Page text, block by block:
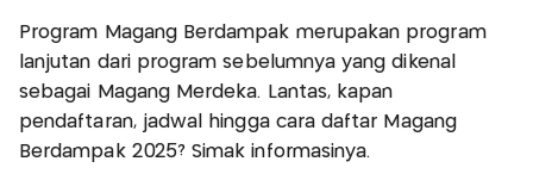
Program Magang Berdampak merupakan program
lanjutan dari program sebelumnya yang dikenal
sebagai Magang Merdeka. Lantas, kapan
pendaftaran, jadwal hingga cara daftar Magang
Berdampak 2025? Simak informasinya.